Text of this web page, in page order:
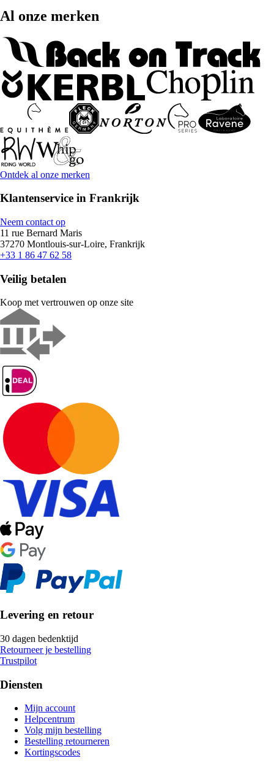
Al onze merken
Ontdek al onze merken
Klantenservice in Frankrijk
Neem contact op
11 rue Bernard Maris
37270 Montlouis-sur-Loire, Frankrijk
+33 1 86 47 62 58
Veilig betalen
Koop met vertrouwen op onze site
Levering en retour
30 dagen bedenktijd
Retourneer je bestelling
Trustpilot
Diensten
Mijn account
Helpcentrum
Volg mijn bestelling
Bestelling retourneren
Kortingscodes